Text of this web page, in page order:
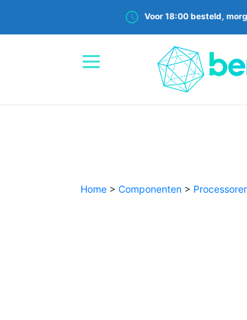
Voor 18:00 besteld,
Home > Componenten >